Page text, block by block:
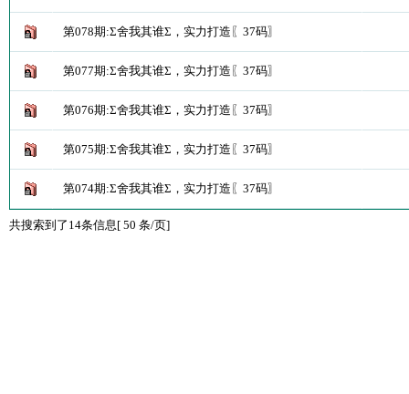
第078期:Σ舍我其谁Σ，实力打造〖37码〗
第077期:Σ舍我其谁Σ，实力打造〖37码〗
第076期:Σ舍我其谁Σ，实力打造〖37码〗
第075期:Σ舍我其谁Σ，实力打造〖37码〗
第074期:Σ舍我其谁Σ，实力打造〖37码〗
共搜索到了14条信息[ 50 条/页]